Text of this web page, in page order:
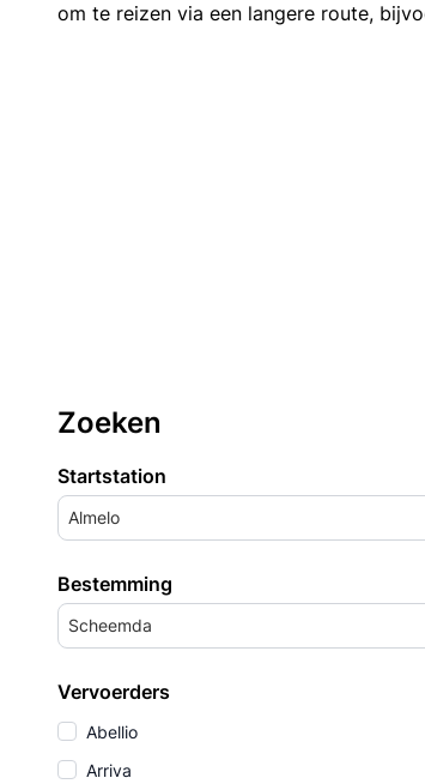
om te reizen via een langere route,
Zoeken
Startstation
Almelo
Bestemming
Scheemda
Vervoerders
Abellio
Arriva